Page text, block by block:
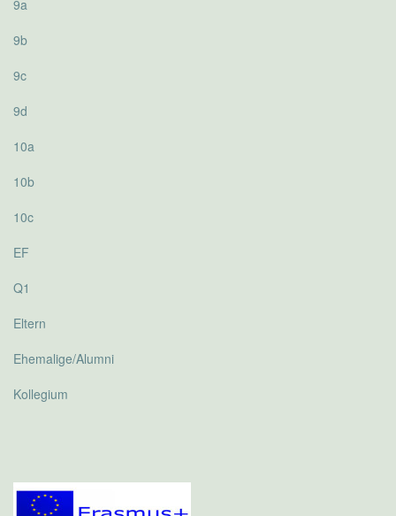
9a
9b
9c
9d
10a
10b
10c
EF
Q1
Eltern
Ehemalige/Alumni
Kollegium